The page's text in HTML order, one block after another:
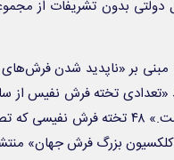
بدون تشریفات از
کرد مبنی بر «ناپدید شدن
«تعدادی تخته فرش نفیس از
نهاد ریاست جمهوری در مجموعه سعدآباد گم شده